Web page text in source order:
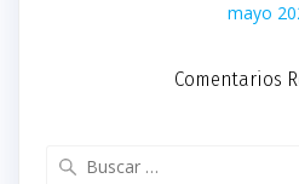
mayo
Comentarios